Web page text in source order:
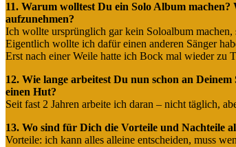
11. Warum wolltest Du ein Solo Album
aufzunehmen?
Ich wollte ursprünglich gar kein Soloalbum
Eigentlich wollte ich dafür einen anderen Sänger
Erst nach einer Weile hatte ich Bock mal wieder zu
12. Wie lange arbeitest Du nun schon an
einen Hut?
Seit fast 2 Jahren arbeite ich daran – nicht täglich,
13. Wo sind für Dich die Vorteile und Nachteile
Vorteile: ich kann alles alleine entscheiden, muss